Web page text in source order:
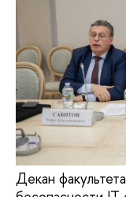
Декан